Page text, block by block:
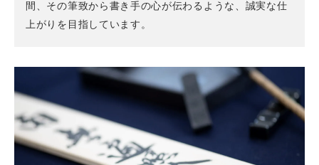
間、その筆致から書き手の心が伝わるような、誠実な仕
上がりを目指しています。